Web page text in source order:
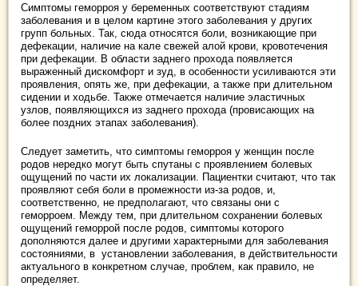
Симптомы геморроя у беременных соответствуют стадиям
заболевания и в целом картине этого заболевания у других
групп больных. Так, сюда относятся боли, возникающие при
дефекации, наличие на кале свежей алой крови, кровотечения
при дефекации. В области заднего прохода появляется
выраженный дискомфорт и зуд, в особенности усиливаются эти
проявления, опять же, при дефекации, а также при длительном
сидении и ходьбе. Также отмечается наличие эластичных
узлов, появляющихся из заднего прохода (провисающих на
более поздних этапах заболевания).
Следует заметить, что симптомы геморроя у женщин после
родов нередко могут быть спутаны с проявлением болевых
ощущений по части их локализации. Пациентки считают, что так
проявляют себя боли в промежности из-за родов, и,
соответственно, не предполагают, что связаны они с
геморроем. Между тем, при длительном сохранении болевых
ощущений геморрой после родов, симптомы которого
дополняются далее и другими характерными для заболевания
состояниями, в установлении заболевания, в действительности
актуального в конкретном случае, проблем, как правило, не
определяет.